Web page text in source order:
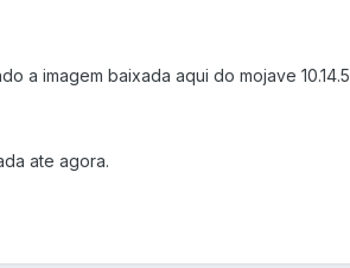
a imagem baixada aqui do mojave 10.14.5
ate agora.